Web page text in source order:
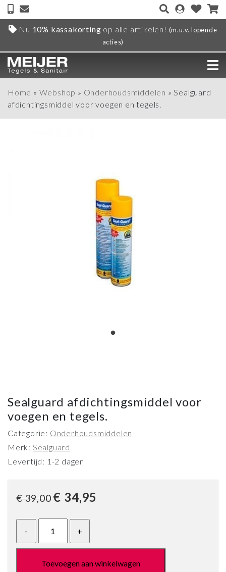
Nu 10% kassakorting op alle artikelen! (m.u.v. lopende
acties)
Home » Webshop » Onderhoudsmiddelen »Sealguard
afdichtingsmiddel voor voegen en tegels.
Sealguard afdichtingsmiddel voor
voegen en tegels.
Categorie: Onderhoudsmiddelen
Merk: Sealguard
Levertijd: 1-2 dagen
€39,00 Oorspronkelijke
was:
€ 39,00.
€ 34,95
Toevoegen aan winkelwagen